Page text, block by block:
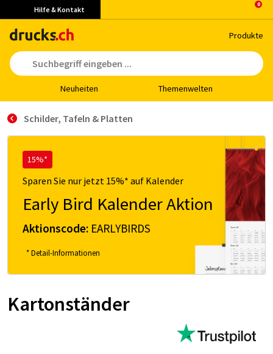
Hilfe & Kontakt
Pro­duk­te
Neu­hei­ten The­men­wel­ten
Schil­der, Ta­feln & Plat­ten
15%*
Sparen Sie nur jetzt 15%* auf Kalender
Early Bird Kalender Aktion
Aktionscode: EARLYBIRDS
* Detail-Informationen
Kartonständer